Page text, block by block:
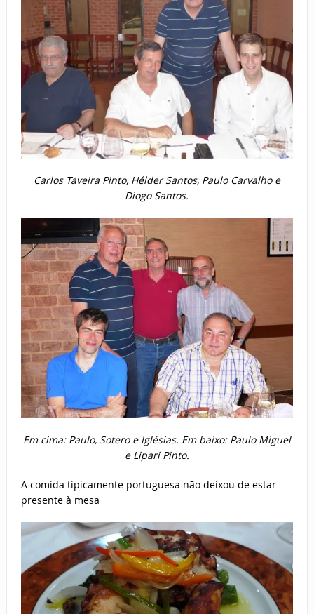
Carlos Taveira Pinto, Hélder Santos, Paulo Carvalho e
Diogo Santos.
Em cima: Paulo, Sotero e Iglésias. Em baixo: Paulo Miguel
e Lipari Pinto.
A comida tipicamente portuguesa não deixou de estar
presente à mesa